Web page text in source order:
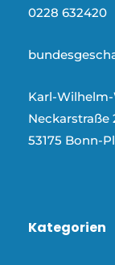
0228 632420
Karl-
Neckarstraße
53175 Bonn-
Kategorien